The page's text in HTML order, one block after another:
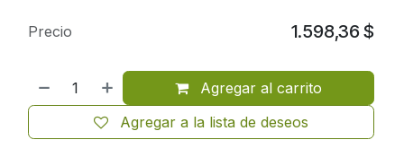
Agregar al carrito
Agregar a la lista de deseos
Precio 1.598,36 $